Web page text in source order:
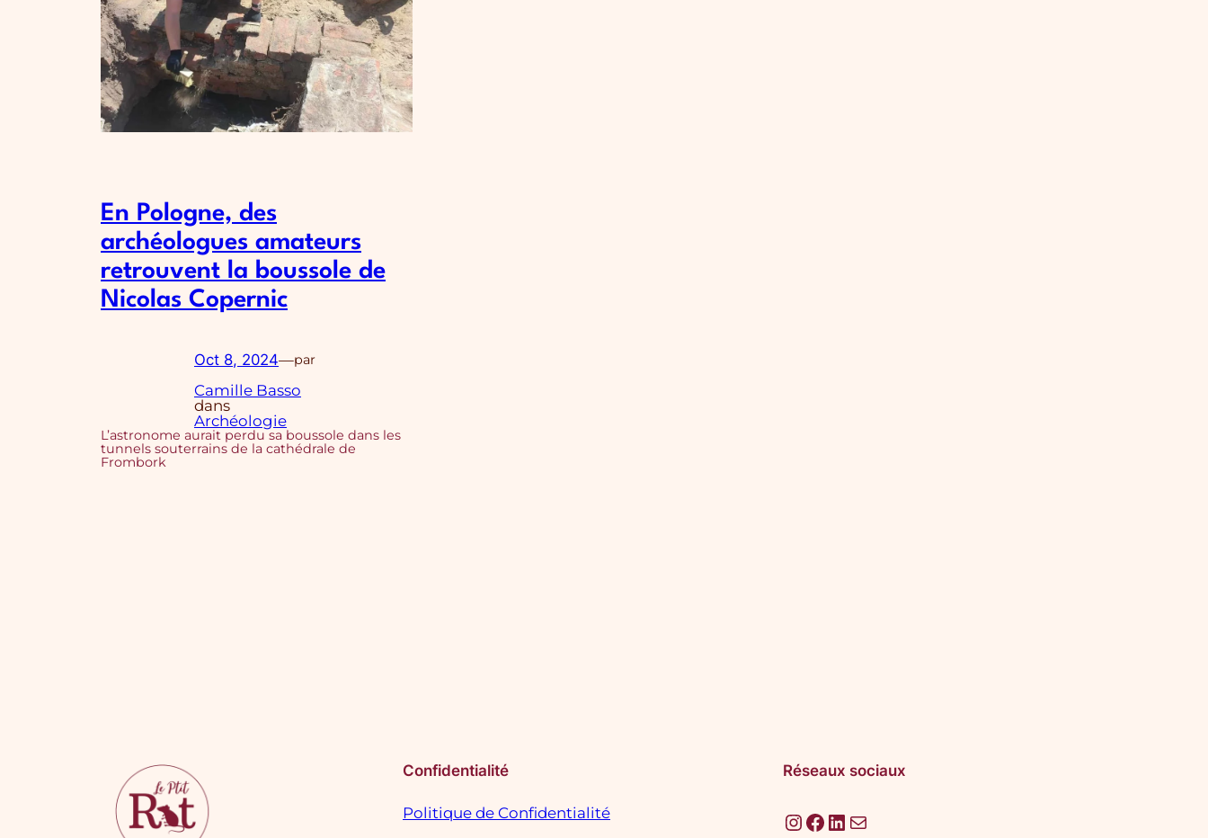
En Pologne, des
archéologues amateurs
retrouvent la boussole de
Nicolas Copernic
Oct 8, 2024—par
Camille Basso
dans
Archéologie
L’astronome aurait perdu sa boussole dans les
tunnels souterrains de la cathédrale de
Frombork
Confidentialité
Politique de Confidentialité
Réseaux sociaux
InstagramFacebook LinkedIn E-mail